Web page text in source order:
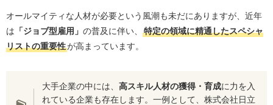
オールマイティな人材が必要という風潮も未だにありますが、近年
は 「ジョブ型雇用」 の普及に伴い、
特定の領域に精通したスペシャ
リストの重要性が高まっています。
大手企業の中には、高スキル人材の獲得・育成に力を入
れている企業も存在します。一例として、株式会社日立